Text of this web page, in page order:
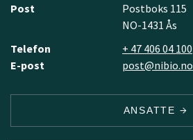
Post
Postboks 115
NO-1431 Ås
Telefon
+ 47 406 04 100
E-post
post@nibio.no
ANSATTE